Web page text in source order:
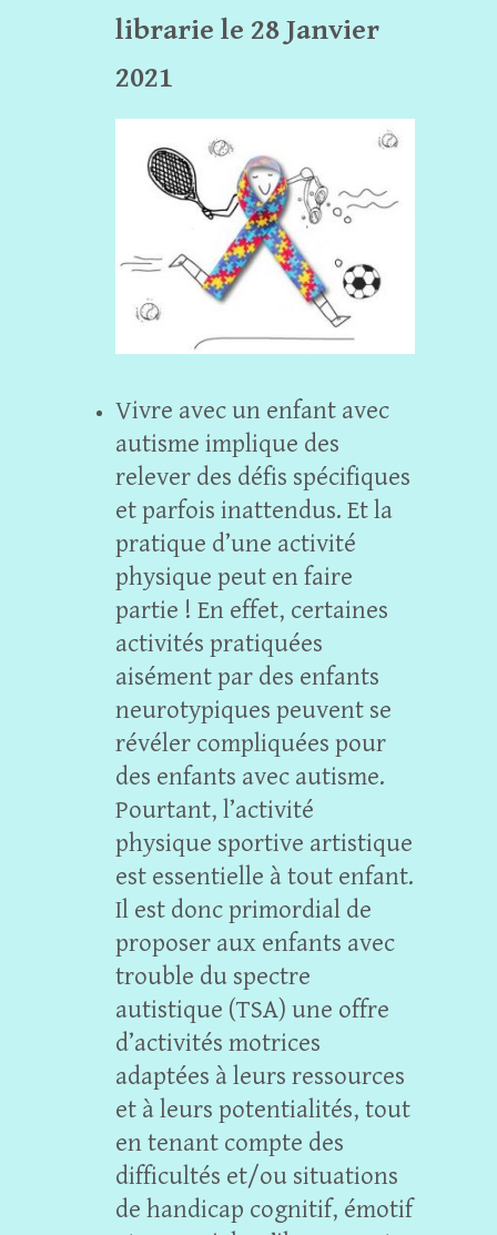
librarie le 28 Janvier
2021
Vivre avec un enfant avec
autisme implique des
relever des défis spécifiques
et parfois inattendus. Et la
pratique d’une activité
physique peut en faire
partie ! En effet, certaines
activités pratiquées
aisément par des enfants
neurotypiques peuvent se
révéler compliquées pour
des enfants avec autisme.
Pourtant, l’activité
physique sportive artistique
est essentielle à tout enfant.
Il est donc primordial de
proposer aux enfants avec
trouble du spectre
autistique (TSA) une offre
d’activités motrices
adaptées à leurs ressources
et à leurs potentialités, tout
en tenant compte des
difficultés et/ou situations
de handicap cognitif, émotif